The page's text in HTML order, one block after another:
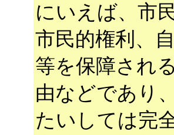
にいえば、市
市民的権利、
等を保障され
由などであり
たいしては完